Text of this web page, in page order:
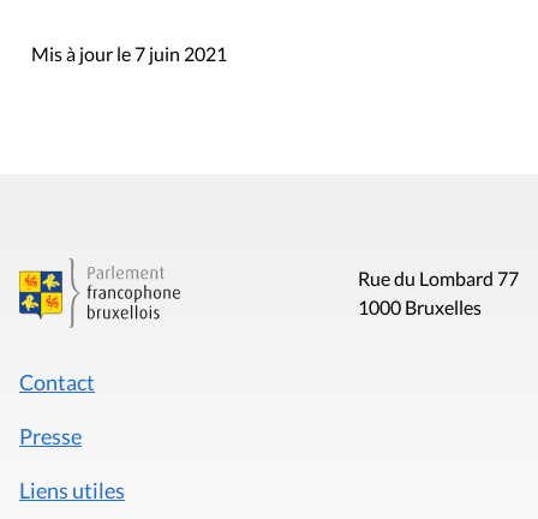
Mis à jour le 7 juin 2021
Rue du Lombard 77
1000 Bruxelles
Contact
Presse
Liens utiles